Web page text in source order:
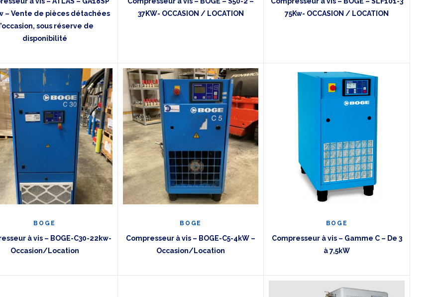
– Vente de pièces détachées
sous réserve de
disponibilité
37KW- OCCASION / LOCATION
75Kw- OCCASION / LOCATION
BOGE
à vis – BOGE-C30-22kw-
Occasion/Location
BOGE
Compresseur à vis – BOGE-C5-4kW –
Occasion/Location
BOGE
Compresseur à vis – Gamme C – De 3
à 7,5kW